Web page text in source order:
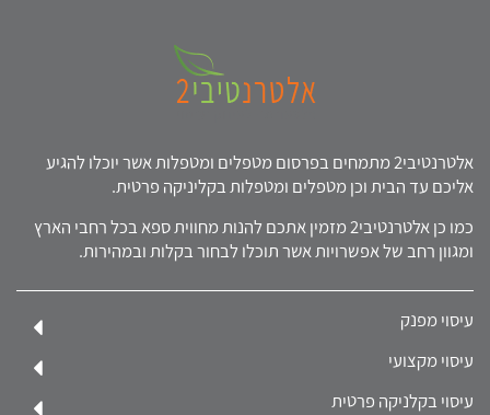
אלטרנטיבי2 מתמחים בפרסום מטפלים ומטפלות אשר יוכלו להגיע
אליכם עד הבית וכן מטפלים ומטפלות בקליניקה פרטית.
כמו כן אלטרנטיבי2 מזמין אתכם להנות מחווית ספא בכל רחבי הארץ
ומגוון רחב של אפשרויות אשר תוכלו לבחור בקלות ובמהירות.
עיסוי מפנק
עיסוי מקצועי
עיסוי בקלניקה פרטית